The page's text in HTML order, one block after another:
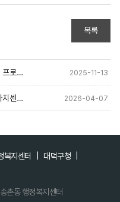
목록
2026년 송촌동주민자치센터 프로그램 강사 모집 2025-11-13
2026년 제2기 송촌동 주민자치센터 프로그램 수강생모집 2026-04-07
복지센터
대덕구청
촌동 행정복지센터